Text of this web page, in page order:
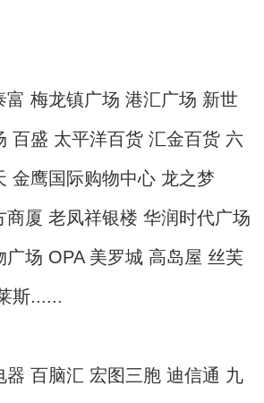
富 梅龙镇广场 港汇广场 新世
百盛 太平洋百货 汇金百货 六
金鹰国际购物中心 龙之梦
商厦 老凤祥银楼 华润时代广场
广场 OPA 美罗城 高岛屋 丝芙
斯......
器 百脑汇 宏图三胞 迪信通 九